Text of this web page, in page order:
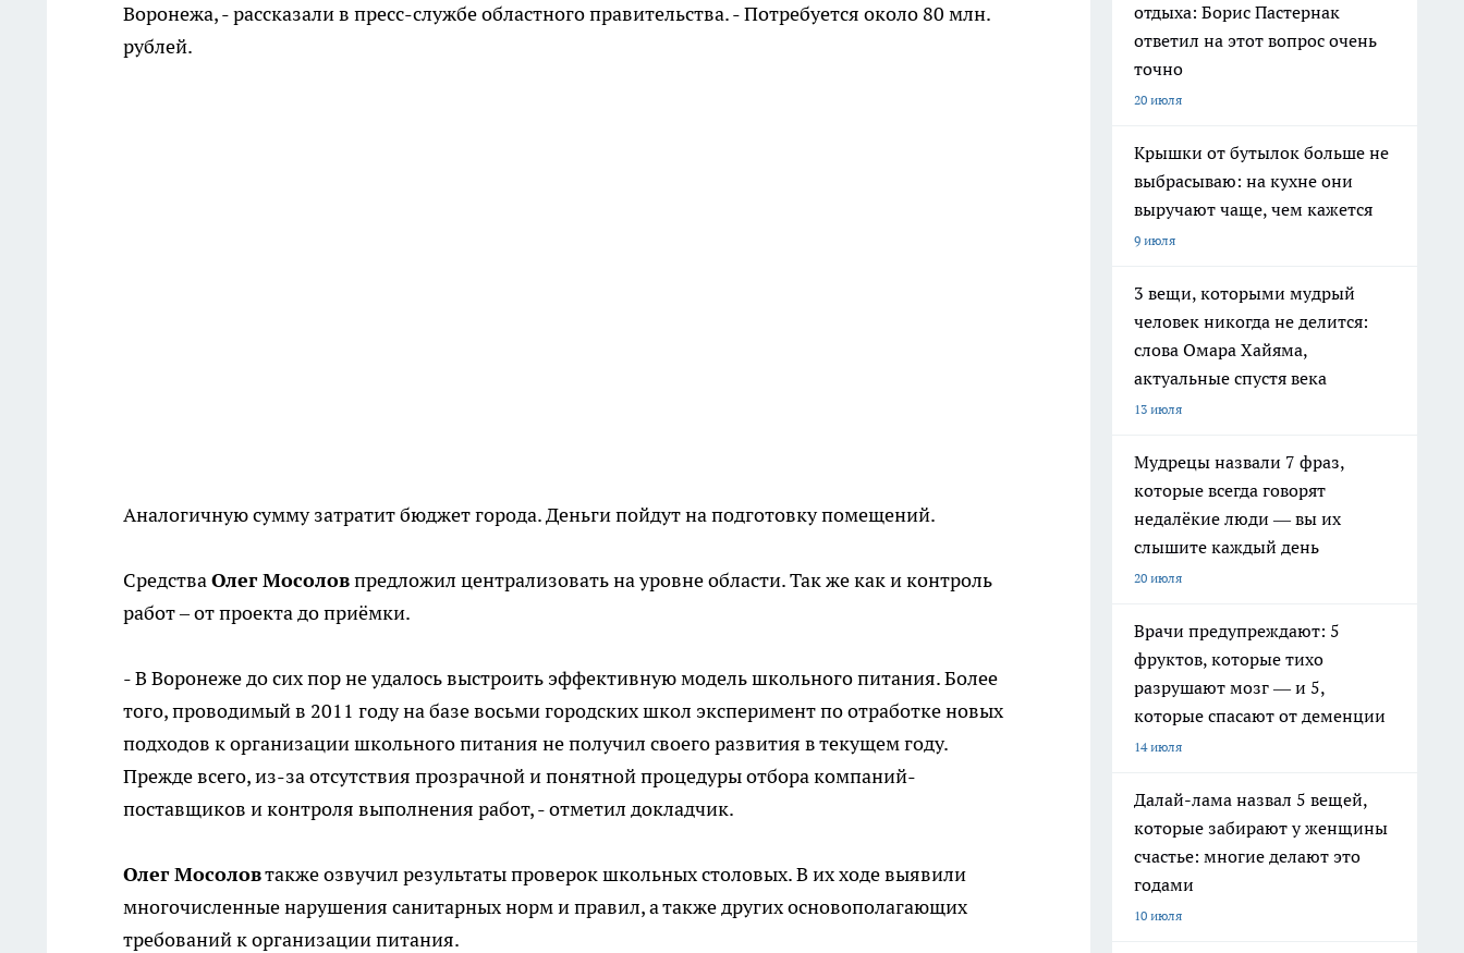
Воронежа, - рассказали в пресс-службе областного правительства. - Потребуется около 80 млн.
рублей.
Аналогичную сумму затратит бюджет города. Деньги пойдут на подготовку помещений.
СредстваОлег Мосоловпредложил централизовать на уровне области. Так же как и контроль
работ – от проекта до приёмки.
- В Воронеже до сих пор не удалось выстроить эффективную модель школьного питания. Более
того, проводимый в 2011 году на базе восьми городских школ эксперимент по отработке новых
подходов к организации школьного питания не получил своего развития в текущем году.
Прежде всего, из-за отсутствия прозрачной и понятной процедуры отбора компаний-
поставщиков и контроля выполнения работ, - отметил докладчик.
Олег Мосоловтакже озвучил результаты проверок школьных столовых. В их ходе выявили
многочисленные нарушения санитарных норм и правил, а также других основополагающих
требований к организации питания.
отдыха: Борис Пастернак
ответил на этот вопрос очень
точно
20 июля
Крышки от бутылок больше не
выбрасываю: на кухне они
выручают чаще, чем кажется
9 июля
3 вещи, которыми мудрый
человек никогда не делится:
слова Омара Хайяма,
актуальные спустя века
13 июля
Мудрецы назвали 7 фраз,
которые всегда говорят
недалёкие люди — вы их
слышите каждый день
20 июля
Врачи предупреждают: 5
фруктов, которые тихо
разрушают мозг — и 5,
которые спасают от деменции
14 июля
Далай-лама назвал 5 вещей,
которые забирают у женщины
счастье: многие делают это
годами
10 июля